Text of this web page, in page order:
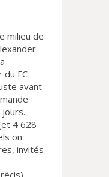
milieu de
du FC
avant
4 628
on
invités